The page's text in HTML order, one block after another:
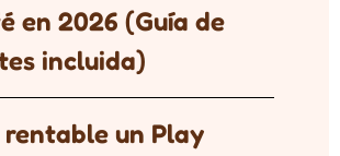
en 2026 (Guía de
incluida)
rentable un Play